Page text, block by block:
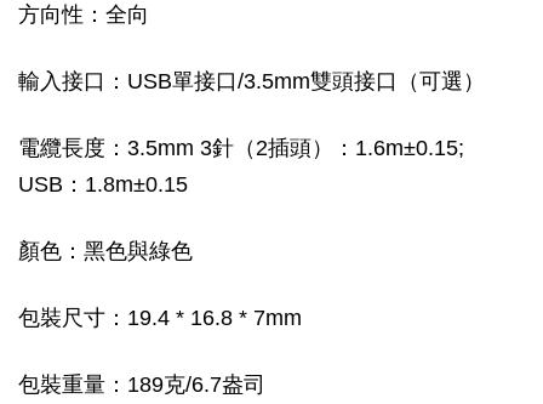
方向性：全向
輸入接口：USB單接口/3.5mm雙頭接口（可選）
電纜長度：3.5mm 3針（2插頭）：1.6m±0.15;
USB：1.8m±0.15
顏色：黑色與綠色
包裝尺寸：19.4 * 16.8 * 7mm
包裝重量：189克/6.7盎司